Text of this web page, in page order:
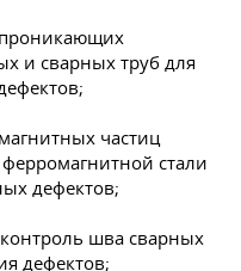
и сварных труб для
частиц
стали
дефектов;
шва сварных
дефектов;